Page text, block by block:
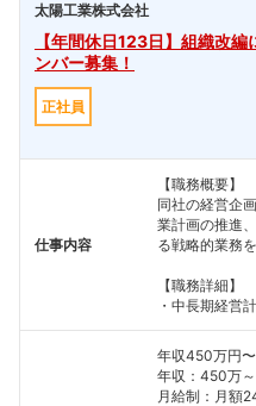
太陽工業株式会社
【年間休日123日】組織改
ンバー募集！
正社員
仕事内容
【職務概要】
同社の経営企
業計画の推進
る戦略的業務
【職務詳細】
・中長期経営
年収450万円
年収：450万
月給制：月額